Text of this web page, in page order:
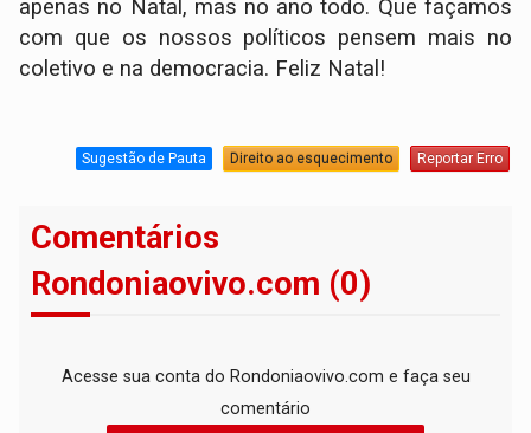
apenas no Natal, mas no ano todo. Que façamos
com que os nossos políticos pensem mais no
coletivo e na democracia. Feliz Natal!
Sugestão de Pauta Direito ao esquecimento Reportar Erro
Comentários
Rondoniaovivo.com (0)
Acesse sua conta do Rondoniaovivo.com e faça seu
comentário